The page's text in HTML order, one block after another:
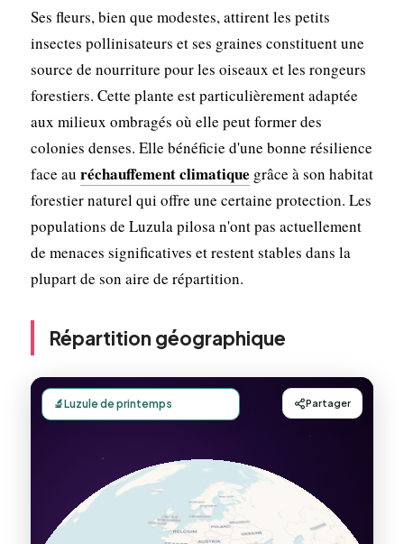
Ses fleurs, bien que modestes, attirent les petits
insectes pollinisateurs et ses graines constituent une
source de nourriture pour les oiseaux et les rongeurs
forestiers. Cette plante est particulièrement adaptée
aux milieux ombragés où elle peut former des
colonies denses. Elle bénéficie d'une bonne résilience
face au réchauffement climatique grâce à son habitat
forestier naturel qui offre une certaine protection. Les
populations de Luzula pilosa n'ont pas actuellement
de menaces significatives et restent stables dans la
plupart de son aire de répartition.
Répartition géographique